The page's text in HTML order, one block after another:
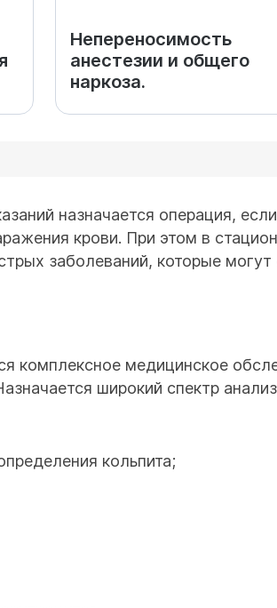
Непереносимость
анестезии и общего
наркоза.
назначается операция,
крови. При этом в
заболеваний, которые
комплексное медицинское
широкий спектр
кольпита;